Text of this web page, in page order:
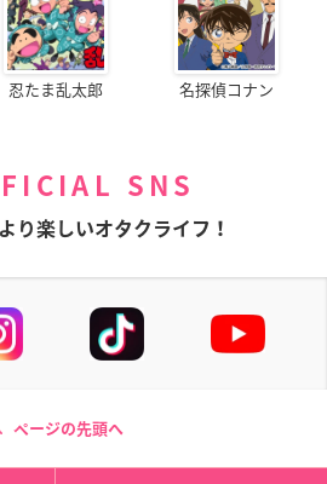
忍たま乱太郎 名探偵コナン
SNS
り楽しいオタクライフ！
ページの先頭へ